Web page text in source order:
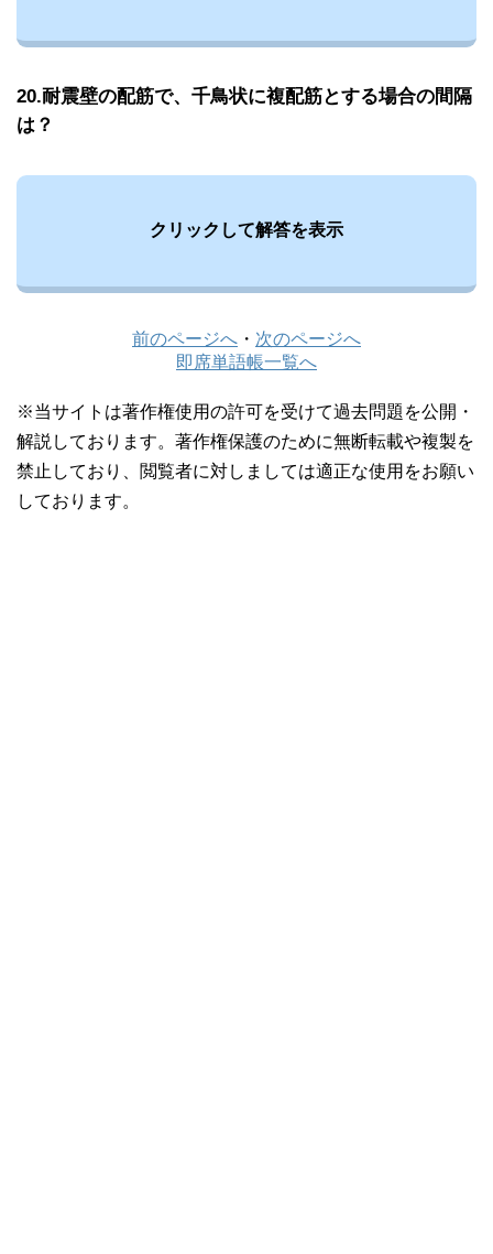
20.耐震壁の配筋で、千鳥状に複配筋とする場合の間隔
は？
クリックして解答を表示
前のページへ ・ 次のページへ
即席単語帳一覧へ
※当サイトは著作権使用の許可を受けて過去問題を公開・
解説しております。著作権保護のために無断転載や複製を
禁止しており、閲覧者に対しましては適正な使用をお願い
しております。